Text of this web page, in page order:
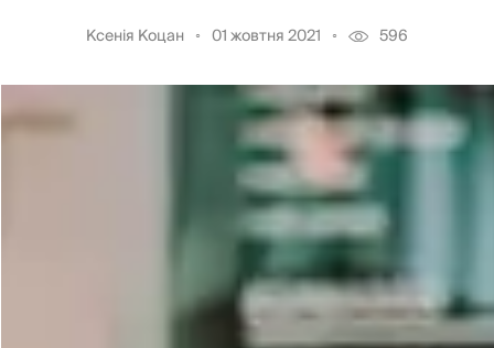
Ксенія Коцан 01 жовтня 2021 596